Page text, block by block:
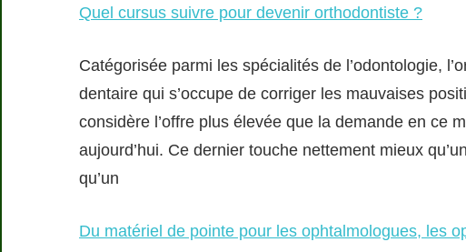
Quel cursus suivre pour devenir orthodontiste ?
Catégorisée parmi les spécialités de l’odontologie,
dentaire qui s’occupe de corriger les mauvaises
considère l’offre plus élevée que la demande en ce
aujourd’hui. Ce dernier touche nettement mieux
qu’un
Du matériel de pointe pour les ophtalmologues, les